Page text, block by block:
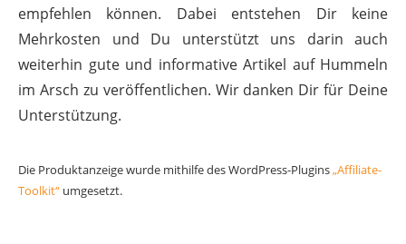
empfehlen können. Dabei entstehen Dir keine
Mehrkosten und Du unterstützt uns darin auch
weiterhin gute und informative Artikel auf Hummeln
im Arsch zu veröffentlichen. Wir danken Dir für Deine
Unterstützung.
Die Produktanzeige wurde mithilfe des WordPress-Plugins„Affiliate-
Toolkit“ umgesetzt.